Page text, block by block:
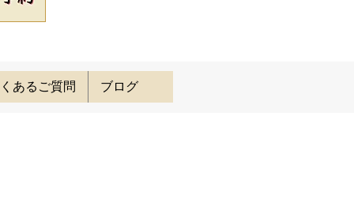
あるご質問 ブログ